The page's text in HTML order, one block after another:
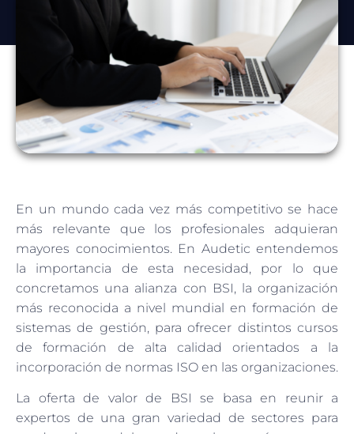
En un mundo cada vez más competitivo se hace
más relevante que los profesionales adquieran
mayores conocimientos. En Audetic entendemos
la importancia de esta necesidad, por lo que
concretamos una alianza con BSI, la organización
más reconocida a nivel mundial en formación de
sistemas de gestión, para ofrecer distintos cursos
de formación de alta calidad orientados a la
incorporación de normas ISO en las organizaciones.
La oferta de valor de BSI se basa en reunir a
expertos de una gran variedad de sectores para